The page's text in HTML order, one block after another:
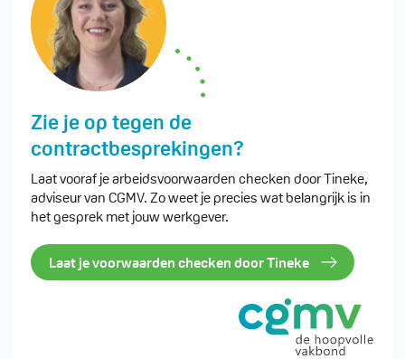
Zie je op tegen de
contractbesprekingen?
Laat vooraf je arbeidsvoorwaarden checken door Tineke,
adviseur van CGMV. Zo weet je precies wat belangrijk is in
het gesprek met jouw werkgever.
Laat je voorwaarden checken door Tineke